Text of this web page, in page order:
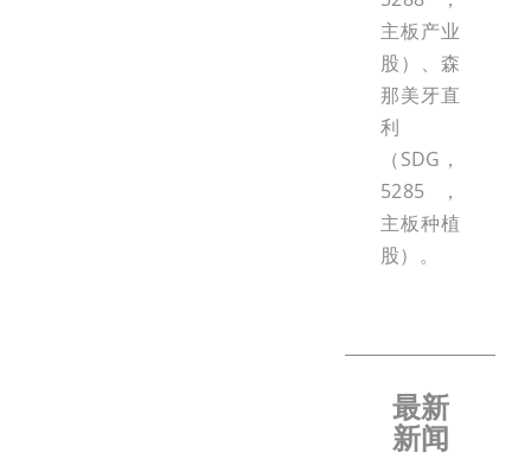
主板产业
股）、森
那美牙直
利
（SDG，
5285，
主板种植
股）。
最新
新闻